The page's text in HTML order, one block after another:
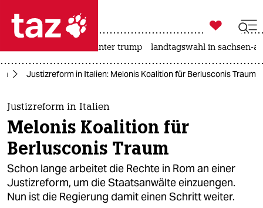
 taz zahl ich
taz zahl ich
themen
politik
öko
gesellschaft

taz zahl ich
usa unter trump landtagswahl in sachsen-
Justizreform in Italien: Melonis Koalition für Berlusconis Traum
Justizreform in Italien
Melonis Koalition für
Berlusconis Traum
Schon lange arbeitet die Rechte in Rom an einer
Justizreform, um die Staatsanwälte einzuengen.
Nun ist die Regierung damit einen Schritt weiter.